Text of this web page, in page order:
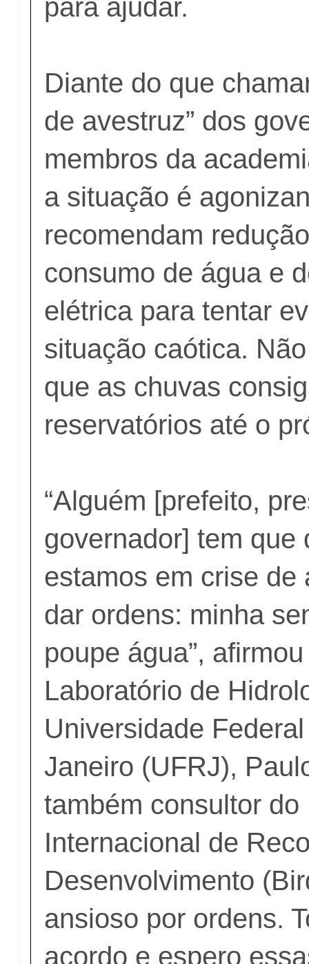
para ajudar.
Diante do que
de avestruz” dos
membros da
a situação é
recomendam
consumo de água e
elétrica para tentar
situação caótica.
que as chuvas
reservatórios até o
“Alguém [prefeito,
governador] tem que
estamos em crise de
dar ordens: minha
poupe água”,
Laboratório de
Universidade
Janeiro (UFRJ),
também consultor do
Internacional de
Desenvolvimento
ansioso por ordens.
acordo e espero